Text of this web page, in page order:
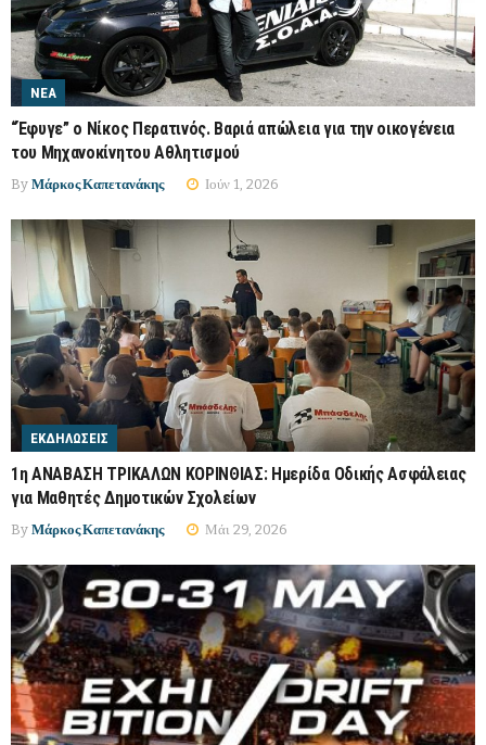
ΝΈΑ
“Έφυγε” ο Νίκος Περατινός. Βαριά απώλεια για την οικογένεια
του Μηχανοκίνητου Αθλητισμού
By Μάρκος Καπετανάκης Ιούν 1, 2026
ΕΚΔΗΛΏΣΕΙΣ
1η ΑΝΑΒΑΣΗ ΤΡΙΚΑΛΩΝ ΚΟΡΙΝΘΙΑΣ: Ημερίδα Οδικής Ασφάλειας
για Μαθητές Δημοτικών Σχολείων
By Μάρκος Καπετανάκης Μάι 29, 2026